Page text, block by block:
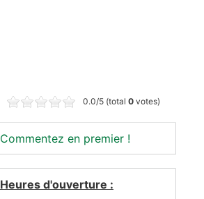
0.0/5 (total 0 votes)
Commentez en premier !
Heures d'ouverture :